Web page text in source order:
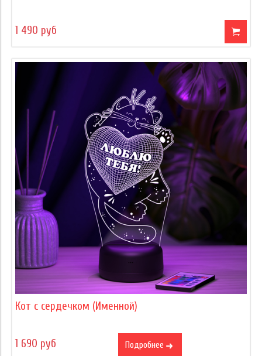
1 490 руб
Кот с сердечком (Именной)
1 690 руб Подробнее